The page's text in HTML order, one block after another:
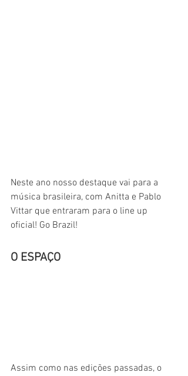
Neste ano nosso destaque vai para a
música brasileira, com Anitta e Pablo
Vittar que entraram para o line up
oficial! Go Brazil!
O ESPAÇO
Assim como nas edições passadas, o